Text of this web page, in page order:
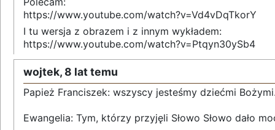
https://www.youtube.com/watch?v=Vd4vDqTkorY
I tu wersja z obrazem i z innym wykładem:
https://www.youtube.com/watch?v=Ptqyn30ySb4
wojtek,8 lat temu
Papież Franciszek: wszyscy jesteśmy dziećmi
Ewangelia: Tym, którzy przyjęli Słowo Słowo dało